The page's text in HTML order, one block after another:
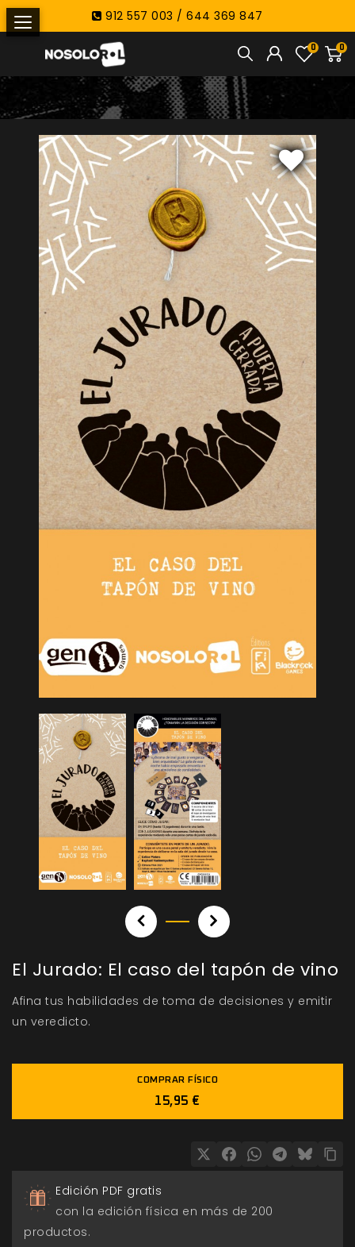
912 557 003 / 644 369 847
0
0
El Jurado: El caso del tapón de vino
Afina tus habilidades de toma de decisiones y emitir
un veredicto.
COMPRAR FÍSICO
15,95 €
Edición PDF gratis
con la edición física en más de 200
productos.